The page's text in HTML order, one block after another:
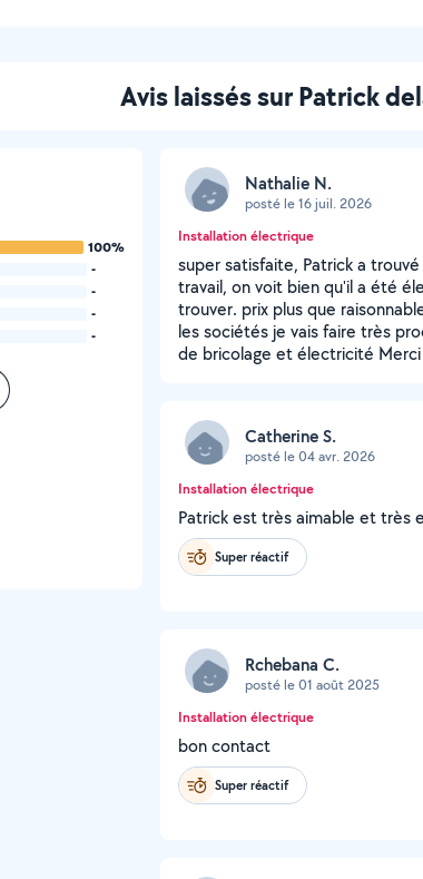
Avis laissés sur Patrick
100%
-
-
-
-
Nathalie N.
posté le 16 juil. 2026
Installation électrique
super satisfaite, Patrick a
travail, on voit bien qu'il a été
trouver. prix plus que
les sociétés je vais faire très
de bricolage et électricité Merci
Catherine S.
posté le 04 avr. 2026
Installation électrique
Patrick est très aimable et très
Super réactif
Rchebana C.
posté le 01 août 2025
Installation électrique
bon contact
Super réactif